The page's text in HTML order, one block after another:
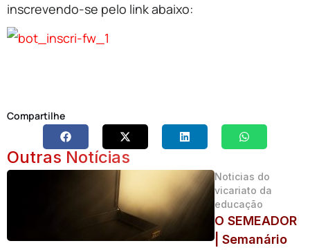
inscrevendo-se pelo link abaixo:
Compartilhe
Outras Notícias
Noticias do
vicariato da
educação
O SEMEADOR
| Semanário